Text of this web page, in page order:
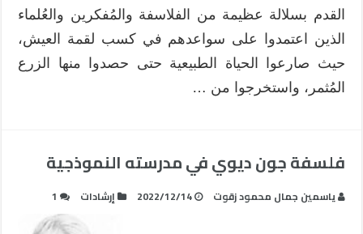
القدم بسلالة عظيمة من الفلاسفة والمُفكرين والعُلماء
الذين اعتمدوا على سواعدهم في كسب لقمة العيش،
حيث صارعوا الحياة الطبيعية حتى حصدوا منها الزرع
المُثمر، واستخرجوا من …
فلسفة جون ديوي في مدرسته النموذجية
ياسمين جمال محمود زقوت 2022/12/14 إرشادات 1